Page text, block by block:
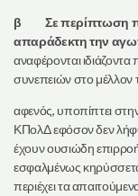
β Σε περίπτωση
απαράδεκτη την
αναφέρονται ιδιάζοντα
συνεπειών στο μέλλον
αφενός, υποπίπτει
ΚΠολΔ εφόσον δεν
έχουν ουσιώδη
εσφαλμένως
περιέχει τα